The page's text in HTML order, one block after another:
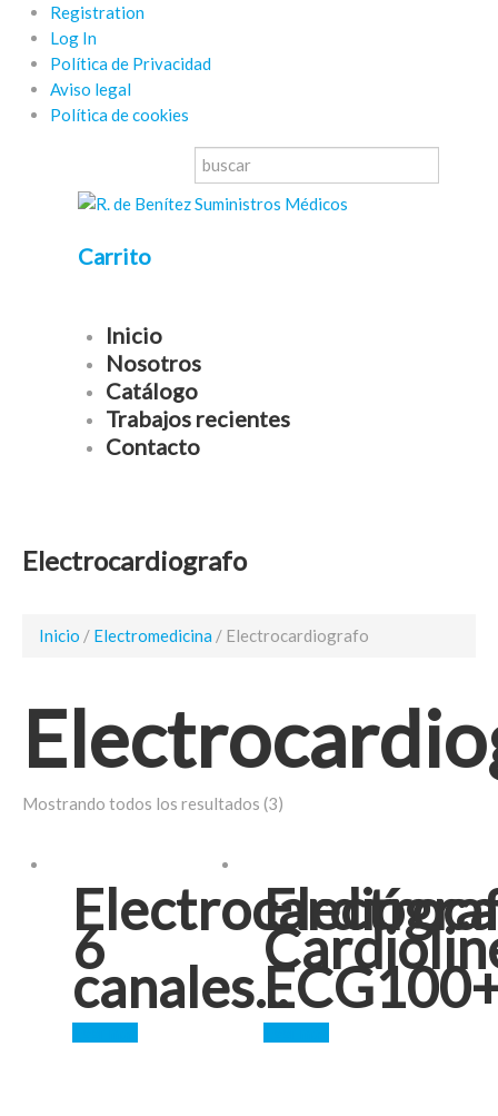
Registration
Log In
Política de Privacidad
Aviso legal
Política de cookies
Carrito
Inicio
Nosotros
Catálogo
Trabajos recientes
Contacto
Electrocardiografo
Inicio / Electromedicina / Electrocardiografo
Mostrando todos los resultados (3)
6
canales...